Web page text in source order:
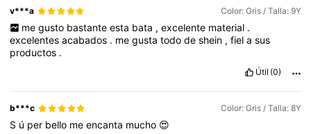
v***a Color: Gris / Talla: 9Y
me gusto bastante esta bata , excelente material .
excelentesacabados . megustatododeshein ,fielasus
productos .
Útil (0)
b***c Color: Gris / Talla: 8Y
S ú per bello meencanta mucho 😍